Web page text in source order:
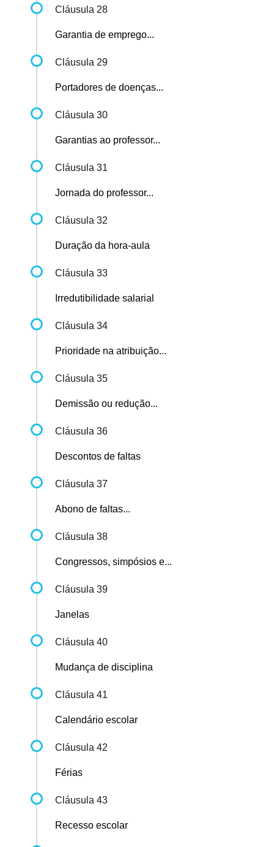
Cláusula 28
Garantia de emprego...
Cláusula 29
Portadores de doenças...
Cláusula 30
Garantias ao professor...
Cláusula 31
Jornada do professor...
Cláusula 32
Duração da hora-aula
Cláusula 33
Irredutibilidade salarial
Cláusula 34
Prioridade na atribuição...
Cláusula 35
Demissão ou redução...
Cláusula 36
Descontos de faltas
Cláusula 37
Abono de faltas...
Cláusula 38
Congressos, simpósios e...
Cláusula 39
Janelas
Cláusula 40
Mudança de disciplina
Cláusula 41
Calendário escolar
Cláusula 42
Férias
Cláusula 43
Recesso escolar